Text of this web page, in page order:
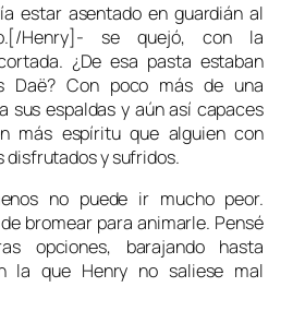
estar asentado en guardián al
Henry]- se quejó, con la
¿De esa pasta estaban
Daë? Con poco más de una
sus espaldas y aún así capaces
más espíritu que alguien con
disfrutados y sufridos.
no puede ir mucho peor.
bromear para animarle. Pensé
opciones, barajando hasta
la que Henry no saliese mal